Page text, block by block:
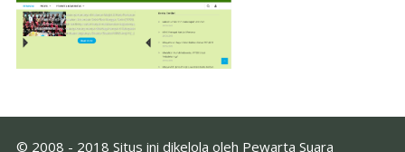
© 2008 - 2018 Situs ini dikelola oleh Pewarta Suara